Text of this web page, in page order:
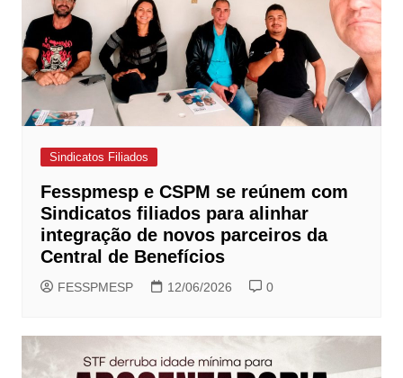
Sindicatos Filiados
Fesspmesp e CSPM se reúnem com
Sindicatos filiados para alinhar
integração de novos parceiros da
Central de Benefícios
FESSPMESP 12/06/2026 0